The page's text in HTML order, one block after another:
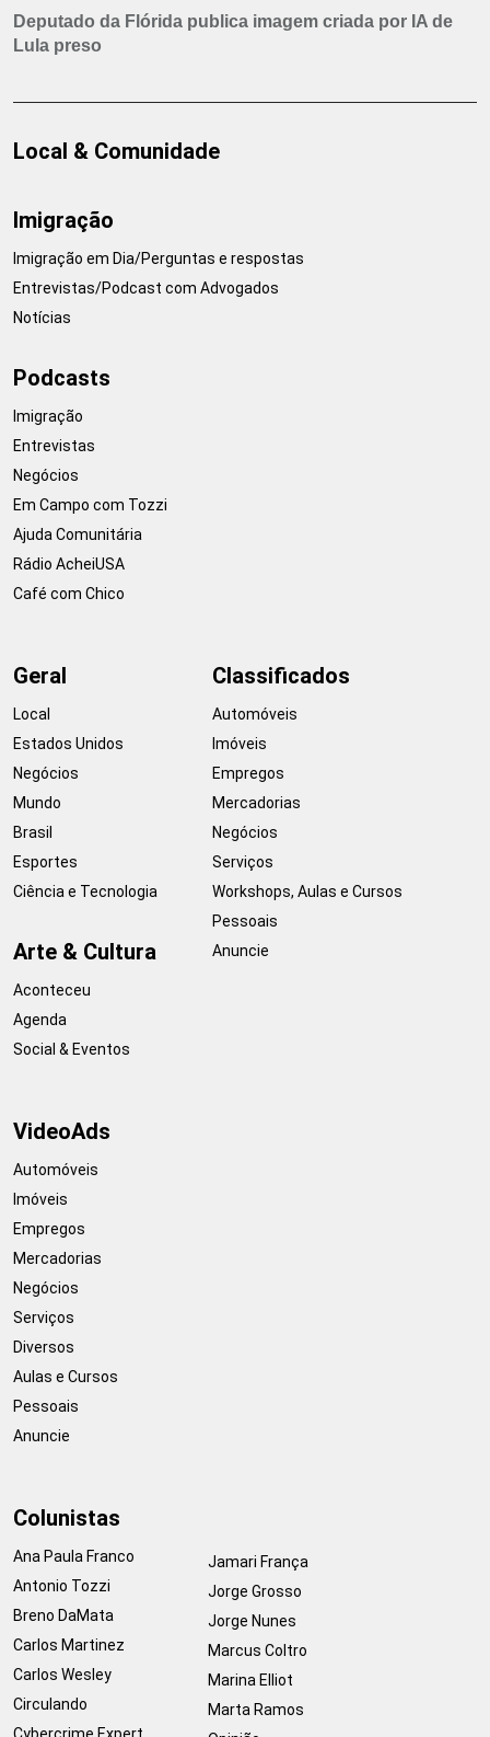
Deputado da Flórida publica imagem criada por IA de
Lula preso
Local & Comunidade
Imigração
Imigração em Dia/Perguntas e respostas
Entrevistas/Podcast com Advogados
Notícias
Podcasts
Imigração
Entrevistas
Negócios
Em Campo com Tozzi
Ajuda Comunitária
Rádio AcheiUSA
Café com Chico
Geral
Local
Estados Unidos
Negócios
Mundo
Brasil
Esportes
Ciência e Tecnologia
Arte & Cultura
Aconteceu
Agenda
Social & Eventos
Classificados
Automóveis
Imóveis
Empregos
Mercadorias
Negócios
Serviços
Workshops, Aulas e Cursos
Pessoais
Anuncie
VideoAds
Automóveis
Imóveis
Empregos
Mercadorias
Negócios
Serviços
Diversos
Aulas e Cursos
Pessoais
Anuncie
Colunistas
Ana Paula Franco
Antonio Tozzi
Breno DaMata
Carlos Martinez
Carlos Wesley
Circulando
Jamari França
Jorge Grosso
Jorge Nunes
Marcus Coltro
Marina Elliot
Marta Ramos